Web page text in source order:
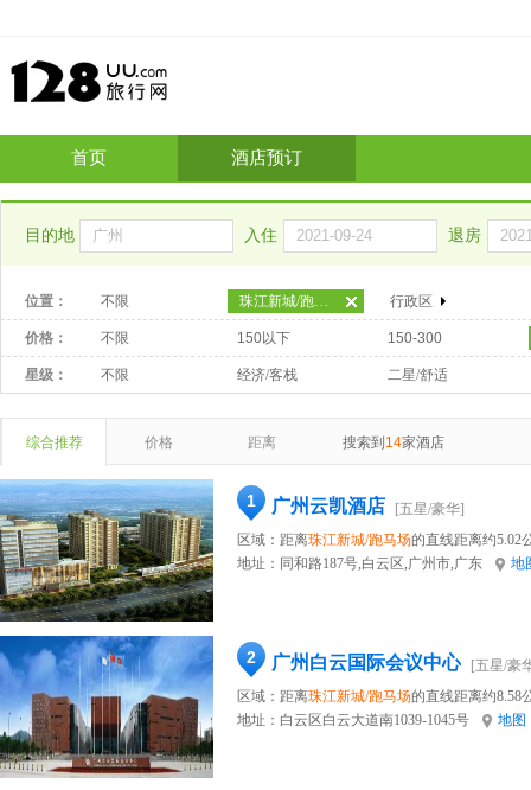
首页 酒店预订
目的地 入住 退房
位置： 不限 珠江新城/跑马场 行政区
价格： 不限 150以下 150-300
星级： 不限 经济/客栈 二星/舒适
综合推荐 价格 距离 搜索到 14家酒店
1 广州云凯酒店
[五星/豪华]
区域：距离珠江新城/跑马场的直线距离约5.02
地址： 同和路187号,白云区,广州市,广东 地
2 广州白云国际会议中心
[五星/豪
区域：距离珠江新城/跑马场的直线距离约8.58
地址： 白云区白云大道南1039-1045号 地图